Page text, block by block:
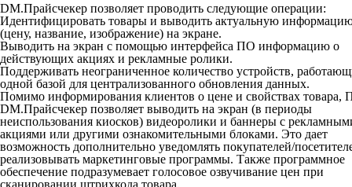
DM.Прайсчекер позволяет проводить следующие операции:
Идентифицировать товары и выводить актуальную
(цену, название, изображение) на экране.
Выводить на экран с помощью интерфейса ПО информацию о
действующих акциях и рекламные ролики.
Поддерживать неограниченное количество устройств,
одной базой для централизованного обновления данных.
Помимо информирования клиентов о цене и свойствах товара,
DM.Прайсчекер позволяет выводить на экран (в периоды
неиспользования киосков) видеоролики и баннеры с
акциями или другими ознакомительными блоками. Это дает
возможность дополнительно уведомлять покупателей/
реализовывать маркетинговые программы. Также программное
обеспечение подразумевает голосовое озвучивание цен при
сканировании штрихкода товара.